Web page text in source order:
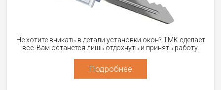
Не хотите вникать в детали установки окон? ТМК сделает
все. Вам останется лишь отдохнуть и принять работу.
Подробнее